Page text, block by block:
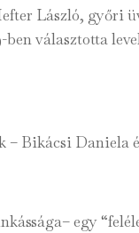
László, győri
ben választotta
– Bikácsi Daniela
egy